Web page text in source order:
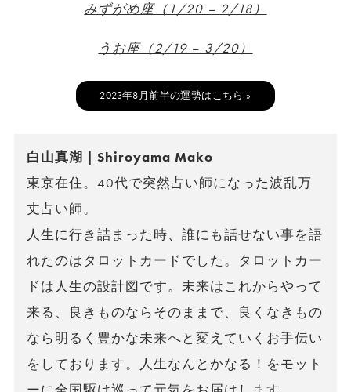
みずがめ座（1/20 – 2/18）
うお座（2/19 – 3/20）
2023年8月前半の運勢はこちら »
白山真湖｜Shiroyama Mako
東京在住。40代で突然占い師になった波乱万
丈占い師。
人生に行き詰まった時、誰にも話せない事を語
れたのはタロットカードでした。タロットカー
ドは人生の設計図です。未来はこれからやって
来る、良きものならそのままで、良くなきもの
なら明るく豊かな未来へと変えていくお手伝い
をしております。人生なんとかなる！をモット